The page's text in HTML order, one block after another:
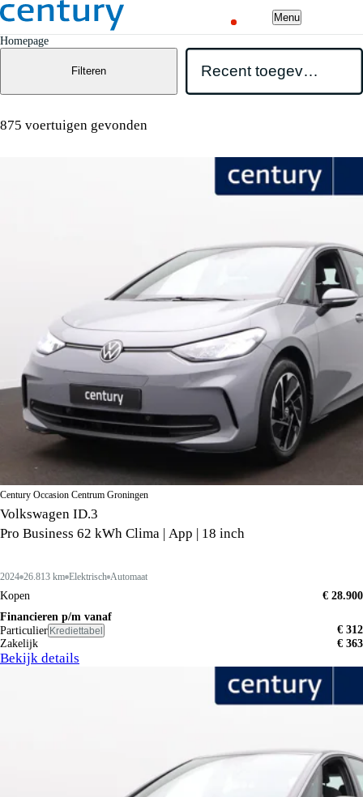
Menu
Homepage
875 voertuigen gevonden
Filteren
Century Occasion Centrum Groningen
Volkswagen ID.3
Pro Business 62 kWh Clima | App | 18 inch
2024 26.813 km Elektrisch Automaat
Kopen
€ 28.900
Financieren p/m vanaf
Particulier Krediettabel
€ 312
Zakelijk
€ 363
Bekijk details